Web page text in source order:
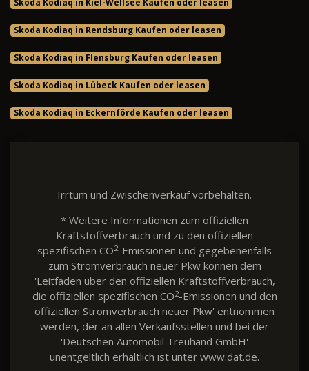
Skoda Kodiaq in Kiel-Wellsee Kaufen oder leasen
Skoda Kodiaq in Rendsburg Kaufen oder leasen
Skoda Kodiaq in Flensburg Kaufen oder leasen
Skoda Kodiaq in Lübeck Kaufen oder leasen
Skoda Kodiaq in Eckernförde Kaufen oder leasen
Irrtum und Zwischenverkauf vorbehalten.
* Weitere Informationen zum offiziellen
Kraftstoffverbrauch und zu den offiziellen
spezifischen CO2-Emissionen und gegebenenfalls
zum Stromverbrauch neuer Pkw können dem
'Leitfaden über den offiziellen Kraftstoffverbrauch,
die offiziellen spezifischen CO2-Emissionen und den
offiziellen Stromverbrauch neuer Pkw' entnommen
werden, der an allen Verkaufsstellen und bei der
'Deutschen Automobil Treuhand GmbH'
unentgeltlich erhältlich ist unter www.dat.de.